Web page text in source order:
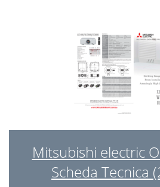
Mitsubishi electric
Scheda Tecnica